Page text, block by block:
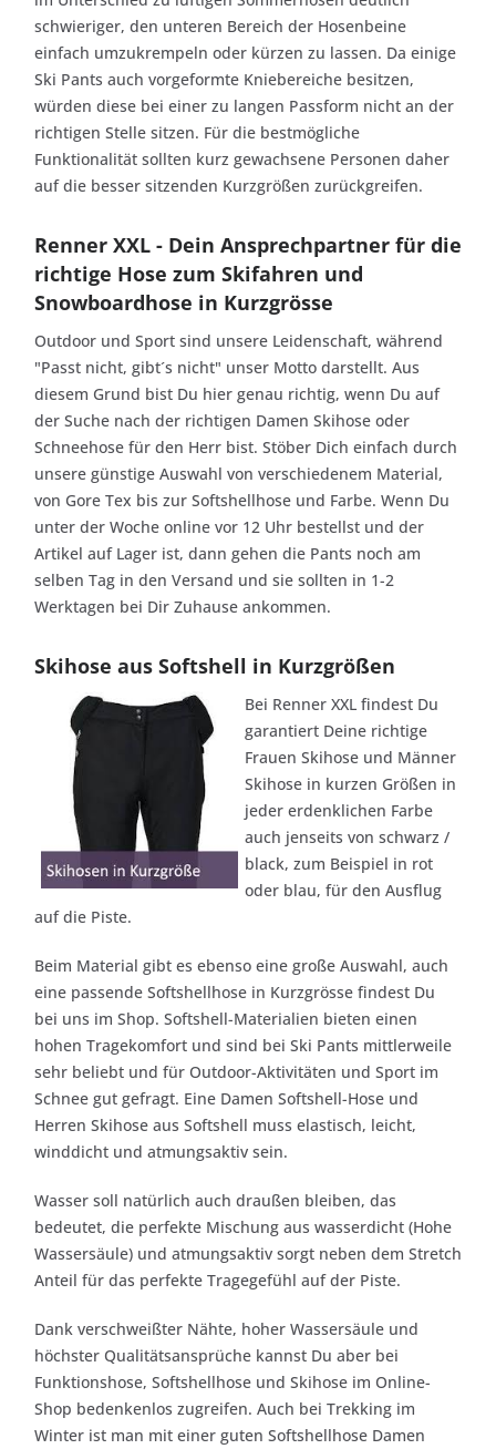
schwieriger, den unteren Bereich der Hosenbeine
einfach umzukrempeln oder kürzen zu lassen. Da einige
Ski Pants auch vorgeformte Kniebereiche besitzen,
würden diese bei einer zu langen Passform nicht an der
richtigen Stelle sitzen. Für die bestmögliche
Funktionalität sollten kurz gewachsene Personen daher
auf die besser sitzenden Kurzgrößen zurückgreifen.
Renner XXL - Dein Ansprechpartner für die
richtige Hose zum Skifahren und
Snowboardhose in Kurzgrösse
Outdoor und Sport sind unsere Leidenschaft, während
"Passt nicht, gibt´s nicht" unser Motto darstellt. Aus
diesem Grund bist Du hier genau richtig, wenn Du auf
der Suche nach der richtigen Damen Skihose oder
Schneehose für den Herr bist. Stöber Dich einfach durch
unsere günstige Auswahl von verschiedenem Material,
von Gore Tex bis zur Softshellhose und Farbe. Wenn Du
unter der Woche online vor 12 Uhr bestellst und der
Artikel auf Lager ist, dann gehen die Pants noch am
selben Tag in den Versand und sie sollten in 1-2
Werktagen bei Dir Zuhause ankommen.
Skihose aus Softshell in Kurzgrößen
Bei Renner XXL findest Du
garantiert Deine richtige
Frauen Skihose und Männer
Skihose in kurzen Größen in
jeder erdenklichen Farbe
auch jenseits von schwarz /
black, zum Beispiel in rot
oder blau, für den Ausflug
auf die Piste.
Beim Material gibt es ebenso eine große Auswahl, auch
eine passende Softshellhose in Kurzgrösse findest Du
bei uns im Shop. Softshell-Materialien bieten einen
hohen Tragekomfort und sind bei Ski Pants mittlerweile
sehr beliebt und für Outdoor-Aktivitäten und Sport im
Schnee gut gefragt. Eine Damen Softshell-Hose und
Herren Skihose aus Softshell muss elastisch, leicht,
winddicht und atmungsaktiv sein.
Wasser soll natürlich auch draußen bleiben, das
bedeutet, die perfekte Mischung aus wasserdicht (Hohe
Wassersäule) und atmungsaktiv sorgt neben dem Stretch
Anteil für das perfekte Tragegefühl auf der Piste.
Dank verschweißter Nähte, hoher Wassersäule und
höchster Qualitätsansprüche kannst Du aber bei
Funktionshose, Softshellhose und Skihose im Online-
Shop bedenkenlos zugreifen. Auch bei Trekking im
Winter ist man mit einer guten Softshellhose Damen